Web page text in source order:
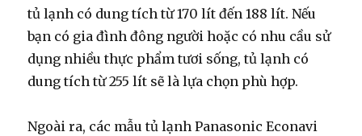
tủ lạnh có dung tích từ 170 lít đến 188 lít. Nếu
bạn có gia đình đông người hoặc có nhu cầu sử
dụng nhiều thực phẩm tươi sống, tủ lạnh có
dung tích từ 255 lít sẽ là lựa chọn phù hợp.
Ngoài ra, các mẫu tủ lạnh Panasonic Econavi